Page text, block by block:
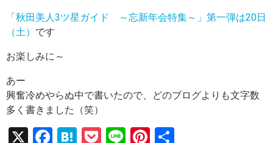
「秋田美人3ツ星ガイド ～忘新年会特集～」第一弾は20日
（土） です
お楽しみに～
あー
興奮冷めやらぬ中で書いたので、どのブログよりも文字数
多く書きました（笑）
X
F
H
P
Li
Pi